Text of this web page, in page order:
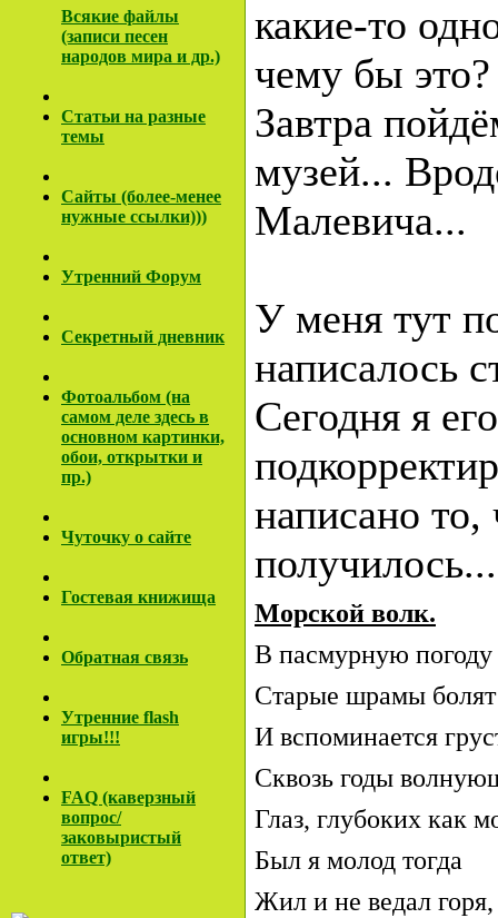
Всякие файлы
(записи песен
народов мира и др.)
Cтатьи на разные
темы
Сайты (более-менее
нужные ссылки)))
Утренний Форум
Секретный дневник
Фотоальбом (на
самом деле здесь в
основном картинки,
обои, открытки и
пр.)
Чуточку о сайте
Гостевая книжища
Обратная связь
Утренние flash
игры!!!
FAQ (каверзный
вопрос/
заковыристый
ответ)
какие-то
чему бы это?
Завтра
музей...
Малевича...
У меня тут
написалось
Сегодня я
написано то,
Морской волк.
В пасмурную погоду
Старые шрамы болят
И вспоминается
Сквозь годы
Глаз, глубоких как
Был я молод тогда
Жил и не ведал горя,